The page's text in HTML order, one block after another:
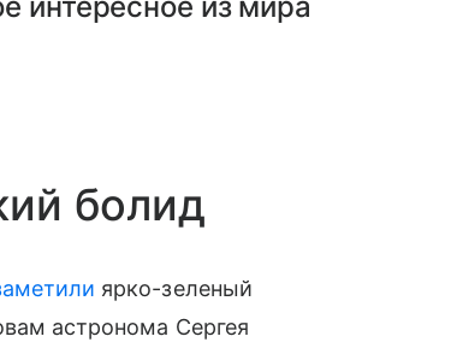
болид
ярко-зеленый
астронома Сергея